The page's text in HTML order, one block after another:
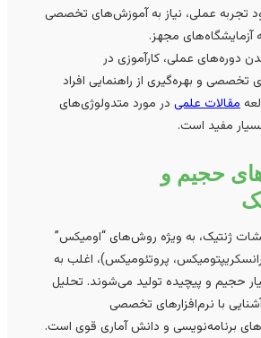
عملی، نیاز به آموزش‌های تخصصی
مجهز.
عملی، کارآموزی در
و بهره‌گیری از راهنمایی افراد
علمیدر مورد متدولوژی‌های
مفید است.
حجیم و
ژنتیک، به ویژه روش‌های “اومیکس”
پروتئومیکس)، اغلب به
و پیچیده تولید می‌شوند. تحلیل
با نرم‌افزارهای تخصصی
برنامه‌نویسی و دانش آماری قوی است.